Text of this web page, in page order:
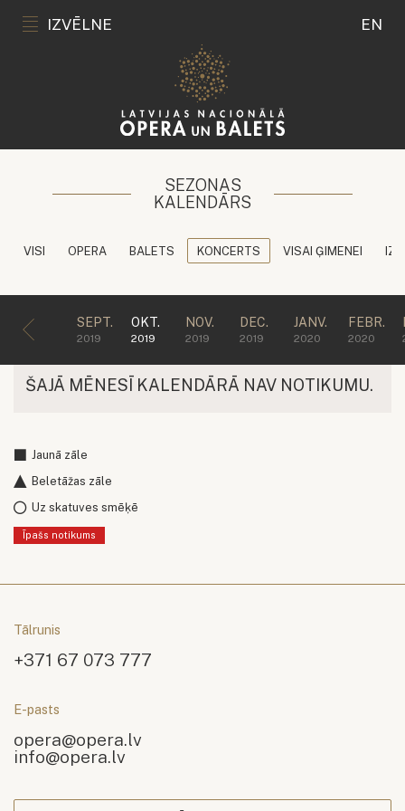
IZVĒLNE EN
SEZONAS
KALENDĀRS
VISI OPERA BALETS KONCERTS VISAI ĢIMENEI
SEPT.
2019
OKT.
2019
NOV.
2019
DEC.
2019
JANV.
2020
FEBR.
2020
ŠAJĀ MĒNESĪ KALENDĀRĀ NAV NOTIKUMU.
Jaunā zāle
Beletāžas zāle
Uz skatuves smēķē
Īpašs notikums
Tālrunis
+371 67 073 777
E-pasts
opera@opera.lv
info@opera.lv